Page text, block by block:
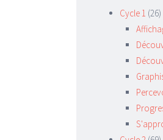
Cycle 1 (26)